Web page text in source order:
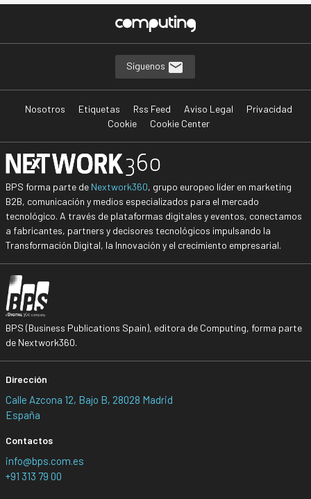
Síguenos
Nosotros Etiquetas Rss Feed Aviso Legal
Privacidad
Cookie
Cookie Center
BPS forma parte de Nextwork360, grupo europeo líder en marketing
B2B, comunicación y medios especializados para el mercado
tecnológico. A través de plataformas digitales y eventos, conectamos
a fabricantes, partners y decisores tecnológicos impulsando la
Transformación Digital, la Innovación y el crecimiento empresarial.
BPS (Business Publications Spain), editora de Computing, forma parte
de Nextwork360.
Dirección
Calle Azcona 12, Bajo B, 28028 Madrid
España
Contactos
info@bps.com.es
+91 313 79 00